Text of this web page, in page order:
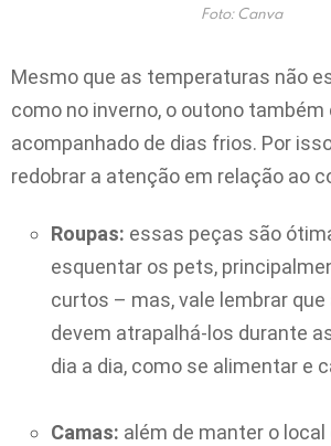
Foto: Canva
Mesmo que as temperaturas não
como no inverno, o outono também
acompanhado de dias frios. Por
redobrar a atenção em relação ao
Roupas: essas peças são
esquentar os pets,
curtos – mas, vale lembrar
devem atrapalhá-los durante
dia a dia, como se alimentar e
Camas: além de manter o